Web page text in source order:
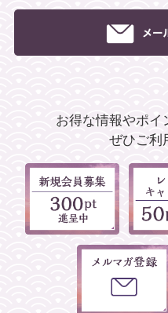
お得な情報やポイ
ぜひご利